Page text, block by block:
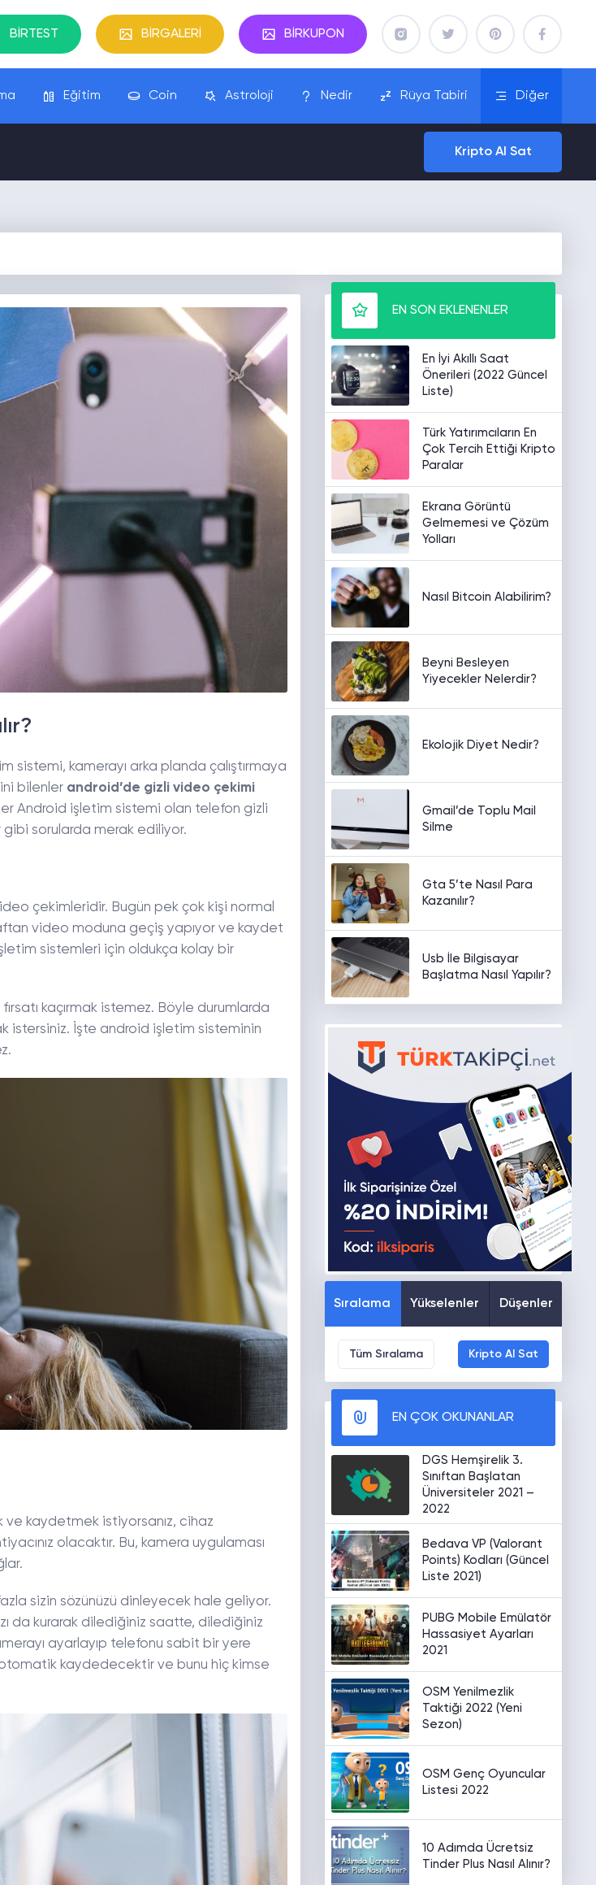
BİRTEST BİRGALERİ BİRKUPON
Eğitim Coin Astroloji Nedir Rüya Tabiri Diğer
Kripto Al Sat
sistemi, kamerayı arka planda çalıştırmaya
bilenler android’de gizli video çekimi
Android işletim sistemi olan telefon gizli
gibi sorularda merak ediliyor.
çekimleridir. Bugün pek çok kişi normal
video moduna geçiş yapıyor ve kaydet
sistemleri için oldukça kolay bir
kaçırmak istemez. Böyle durumlarda
istersiniz. İşte android işletim sisteminin
kaydetmek istiyorsanız, cihaz
olacaktır. Bu, kamera uygulaması
sizin sözünüzü dinleyecek hale geliyor.
da kurarak dilediğiniz saatte, dilediğiniz
ayarlayıp telefonu sabit bir yere
kaydedecektir ve bunu hiç kimse
EN SON EKLENENLER
En İyi Akıllı Saat
Önerileri (2022 Güncel
Liste)
Türk Yatırımcıların En
Çok Tercih Ettiği Kripto
Paralar
Ekrana Görüntü
Gelmemesi ve Çözüm
Yolları
Nasıl Bitcoin Alabilirim?
Beyni Besleyen
Yiyecekler Nelerdir?
Ekolojik Diyet Nedir?
Gmail’de Toplu Mail
Silme
Gta 5’te Nasıl Para
Kazanılır?
Usb İle Bilgisayar
Başlatma Nasıl Yapılır?
Sıralama Yükselenler Düşenler
Tüm Sıralama Kripto Al Sat
EN ÇOK OKUNANLAR
DGS Hemşirelik 3.
Sınıftan Başlatan
Üniversiteler 2021 –
2022
Bedava VP (Valorant
Points) Kodları (Güncel
Liste 2021)
PUBG Mobile Emülatör
Hassasiyet Ayarları
2021
OSM Yenilmezlik
Taktiği 2022 (Yeni
Sezon)
OSM Genç Oyuncular
Listesi 2022
10 Adımda Ücretsiz
Tinder Plus Nasıl Alınır?